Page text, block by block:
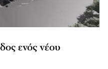
ενός νέου